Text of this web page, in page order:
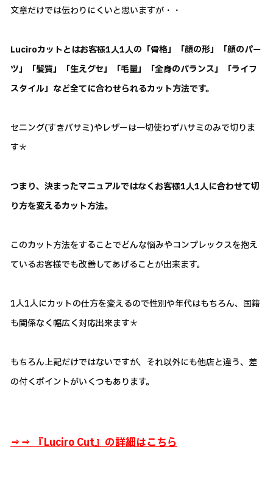
文章だけでは伝わりにくいと思いますが・・
Luciroカットとはお客様1人1人の「骨格」「顔の形」「顔のパー
ツ」「髪質」「生えグセ」「毛量」「全身のバランス」「ライフ
スタイル」など全てに合わせられるカット方法です。
セニング(すきバサミ)やレザーは一切使わずハサミのみで切りま
す＊
つまり、決まったマニュアルではなくお客様1人1人に合わせて切
り方を変えるカット方法。
このカット方法をすることでどんな悩みやコンプレックスを抱え
ているお客様でも改善してあげることが出来ます。
1人1人にカットの仕方を変えるので性別や年代はもちろん、国籍
も関係なく幅広く対応出来ます＊
もちろん上記だけではないですが、それ以外にも他店と違う、差
の付くポイントがいくつもあります。
⇒⇒ 『Luciro Cut』の詳細はこちら